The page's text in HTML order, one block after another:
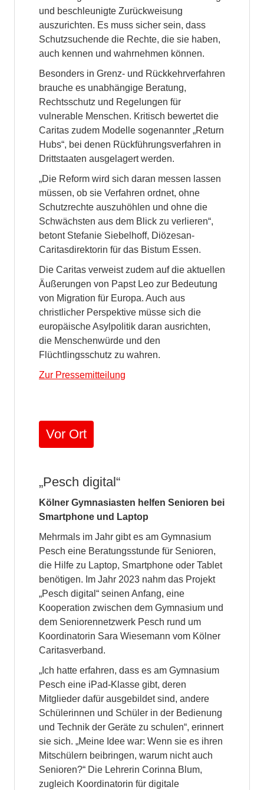
und beschleunigte Zurückweisung
auszurichten. Es muss sicher sein, dass
Schutzsuchende die Rechte, die sie haben,
auch kennen und wahrnehmen können.
Besonders in Grenz- und Rückkehrverfahren
brauche es unabhängige Beratung,
Rechtsschutz und Regelungen für
vulnerable Menschen. Kritisch bewertet die
Caritas zudem Modelle sogenannter „Return
Hubs“, bei denen Rückführungsverfahren in
Drittstaaten ausgelagert werden.
„Die Reform wird sich daran messen lassen
müssen, ob sie Verfahren ordnet, ohne
Schutzrechte auszuhöhlen und ohne die
Schwächsten aus dem Blick zu verlieren“,
betont Stefanie Siebelhoff, Diözesan-
Caritasdirektorin für das Bistum Essen.
Die Caritas verweist zudem auf die aktuellen
Äußerungen von Papst Leo zur Bedeutung
von Migration für Europa. Auch aus
christlicher Perspektive müsse sich die
europäische Asylpolitik daran ausrichten,
die Menschenwürde und den
Flüchtlingsschutz zu wahren.
Zur Pressemitteilung
Vor Ort
„Pesch digital“
Kölner Gymnasiasten helfen Senioren bei
Smartphone und Laptop
Mehrmals im Jahr gibt es am Gymnasium
Pesch eine Beratungsstunde für Senioren,
die Hilfe zu Laptop, Smartphone oder Tablet
benötigen. Im Jahr 2023 nahm das Projekt
„Pesch digital“ seinen Anfang, eine
Kooperation zwischen dem Gymnasium und
dem Seniorennetzwerk Pesch rund um
Koordinatorin Sara Wiesemann vom Kölner
Caritasverband.
„Ich hatte erfahren, dass es am Gymnasium
Pesch eine iPad-Klasse gibt, deren
Mitglieder dafür ausgebildet sind, andere
Schülerinnen und Schüler in der Bedienung
und Technik der Geräte zu schulen“, erinnert
sie sich. „Meine Idee war: Wenn sie es ihren
Mitschülern beibringen, warum nicht auch
Senioren?“ Die Lehrerin Corinna Blum,
zugleich Koordinatorin für digitale